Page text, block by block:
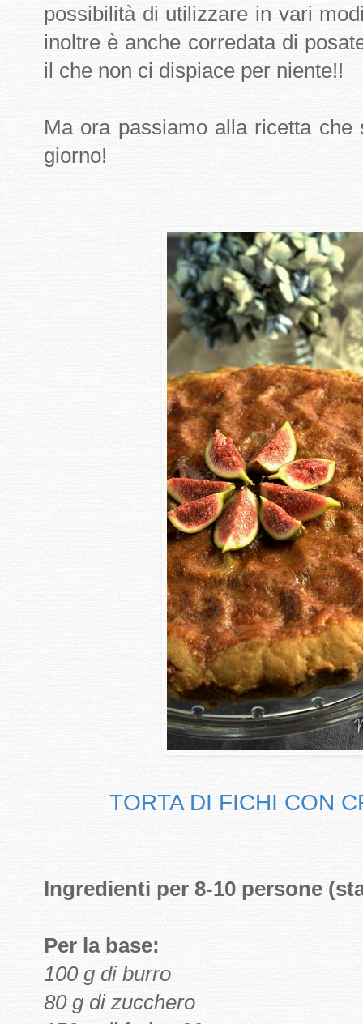
possibilità di utilizzare in vari
inoltre è anche corredata di
il che non ci dispiace per niente!!
Ma ora passiamo alla ricetta che
giorno!
TORTA DI FICHI CON
Ingredienti per 8-10 persone
Per la base:
100 g di burro
80 g di zucchero